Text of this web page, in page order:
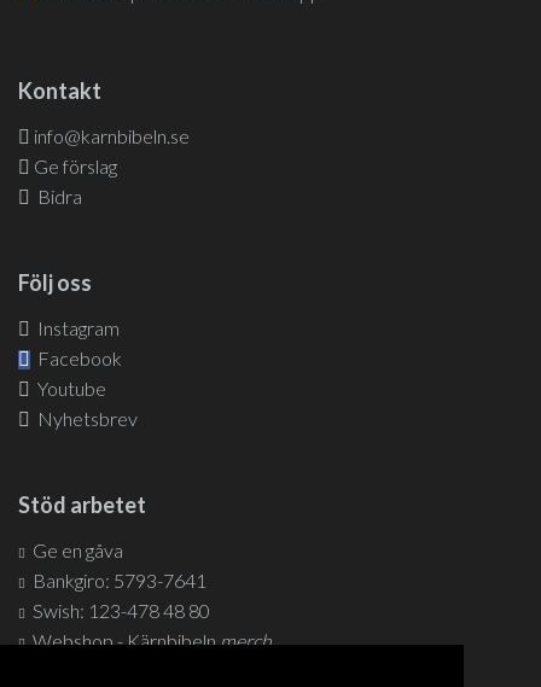
Kontakt
info@karnbibeln.se
Ge förslag
Bidra
Följ oss
Instagram
Facebook
Youtube
Nyhetsbrev
Stöd arbetet
Ge en gåva
Bankgiro: 5793-7641
Swish: 123-478 48 80
Webshop - Kärnbibelnmerch